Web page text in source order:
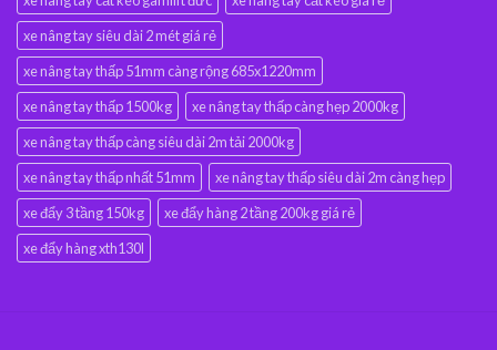
xe nâng tay siêu dài 2 mét giá rẻ
xe nâng tay thấp 51mm càng rộng 685x1220mm
xe nâng tay thấp 1500kg
xe nâng tay thấp càng hẹp 2000kg
xe nâng tay thấp càng siêu dài 2m tải 2000kg
xe nâng tay thấp nhất 51mm
xe nâng tay thấp siêu dài 2m càng hẹp
xe đẩy 3 tầng 150kg
xe đẩy hàng 2 tầng 200kg giá rẻ
xe đẩy hàng xth130l